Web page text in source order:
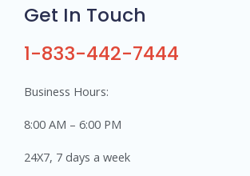
Get In Touch
1-833-442-7444
Business Hours:
8:00 AM – 6:00 PM
24X7, 7 days a week